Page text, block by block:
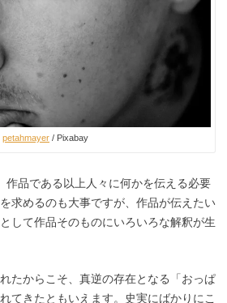
petahmayer / Pixabay
作品である以上人々に何かを伝える必要
求めるのも大事ですが、作品が伝えたい
して作品そのものにいろいろな解釈が生
たからこそ、真逆の存在となる「おっぱ
てきたともいえます。史実にばかりにこ